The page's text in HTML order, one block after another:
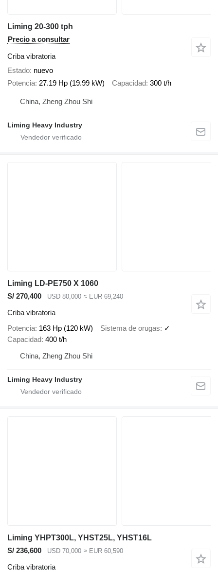
Liming 20-300 tph
Precio a consultar
Criba vibratoria
Estado nuevo
Potencia 27.19 Hp (19.99 kW) Capacidad 300 t/h
China, Zheng Zhou Shi
Liming Heavy Industry
Liming LD-PE750 X 1060
S/ 270,400
USD 80,000 ≈ EUR 69,240
Criba vibratoria
Potencia 163 Hp (120 kW) Sistema de orugas
✓
Capacidad 400 t/h
China, Zheng Zhou Shi
Liming Heavy Industry
Liming YHPT300L, YHST25L, YHST16L
S/ 236,600
USD 70,000 ≈ EUR 60,590
Criba vibratoria